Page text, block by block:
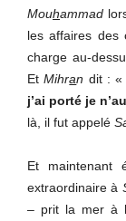
Mouhammad
les affaires des
charge au-
EtMihran dit : «
j’ai porté je
là, il fut appelé
Et maintenant
extraordinaire à
– prit la mer à